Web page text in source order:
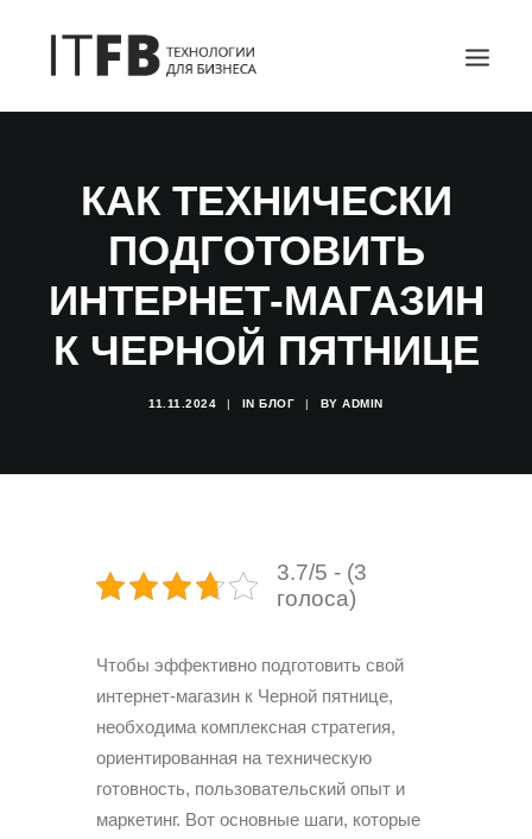
DEVOPS
АДМИНИСТРИРОВАНИЕ СЕРВЕРОВ
БЛОГ
ОТЗЫВЫ
КАК ТЕХНИЧЕСКИ
ПОДГОТОВИТЬ
ИНТЕРНЕТ-МАГАЗИН
К ЧЕРНОЙ ПЯТНИЦЕ
11.11.2024 | INБЛОГ | BYADMIN
3.7/5 - (3
голоса)
Чтобы эффективно подготовить свой
интернет-магазин к Черной пятнице,
необходима комплексная стратегия,
ориентированная на техническую
готовность, пользовательский опыт и
маркетинг. Вот основные шаги, которые